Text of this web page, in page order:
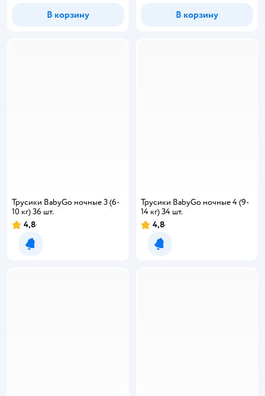
В корзину В корзину
Трусики BabyGo ночные 3 (6-
10 кг) 36 шт.
Рейтинг:
4,8
Уведомить о появлении
Трусики BabyGo ночные 4 (9-
14 кг) 34 шт.
Рейтинг:
4,8
Уведомить о появлении